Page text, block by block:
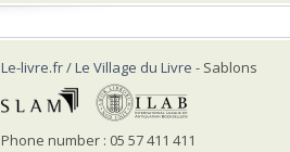
Le-livre.fr / Le Village du Livre - Sablons
Phone number : 05 57 411 411